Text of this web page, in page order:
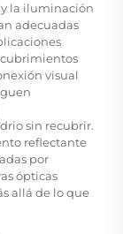
la iluminación
adecuadas
visual
sin recubrir.
reflectante
por
ópticas
allá de lo que